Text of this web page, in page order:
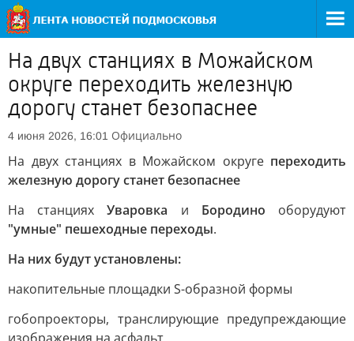
На двух станциях в Можайском
округе переходить железную
дорогу станет безопаснее
4 июня 2026, 16:01 Официально
На двух станциях в Можайском округе переходить
железную дорогу станет безопаснее
На станцияхУваровка и Бородино оборудуют
"умные" пешеходные переходы.
На них будут установлены:
накопительные площадки S-образной формы
гобопроекторы, транслирующие предупреждающие